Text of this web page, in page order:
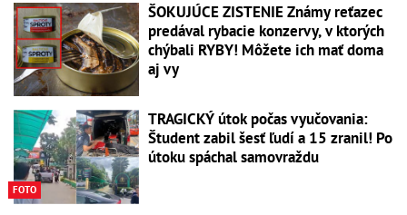
ŠOKUJÚCE ZISTENIE Známy reťazec
predával rybacie konzervy, v ktorých
chýbali RYBY! Môžete ich mať doma
aj vy
FOTO
TRAGICKÝ útok počas vyučovania:
Študent zabil šesť ľudí a 15 zranil! Po
útoku spáchal samovraždu